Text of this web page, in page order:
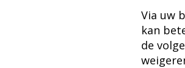
Via uw
kan
de